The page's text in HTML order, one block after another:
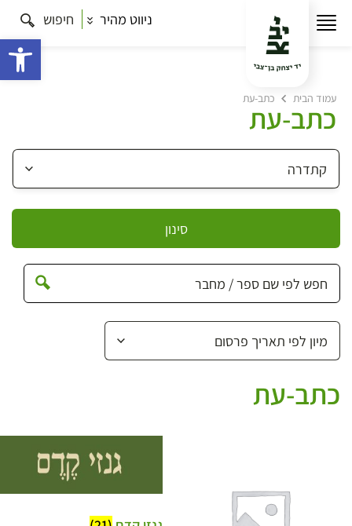
ניווט מהיר חיפוש
עמוד הבית כתב-עת
כתב-עת
סינון
כתב-עת